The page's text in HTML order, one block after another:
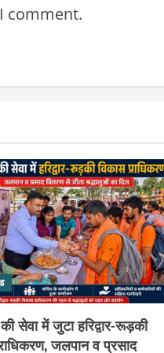
comment.
सेवा में जुटा हरिद्वार-रूड़की
जलपान व प्रसाद